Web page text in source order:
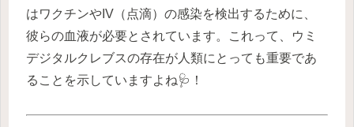
はワクチンやIV（点滴）の感染を検出するために、
彼らの血液が必要とされています。これって、ウミ
デジタルクレブスの存在が人類にとっても重要であ
ることを示していますよね🩺！